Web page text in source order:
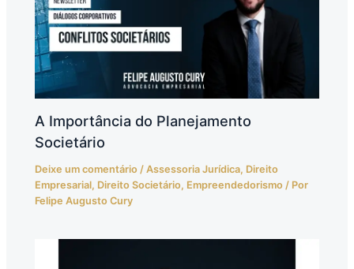
A Importância do Planejamento
Societário
Deixe um comentário /Assessoria Jurídica, Direito
Empresarial, Direito Societário, Empreendedorismo / Por
Felipe Augusto Cury